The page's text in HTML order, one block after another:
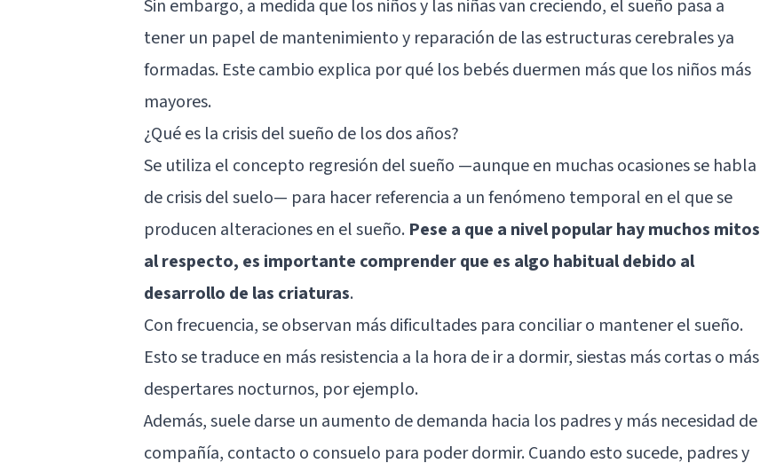
Sin embargo, a medida que los niños y las niñas van creciendo, el sueño pasa a
tener un papel de mantenimiento y reparación de las estructuras cerebrales ya
formadas. Este cambio explica por qué los bebés duermen más que los niños más
mayores.
¿Qué es la crisis del sueño de los dos años?
Se utiliza el concepto regresión del sueño —aunque en muchas ocasiones se habla
de crisis del suelo— para hacer referencia a un fenómeno temporal en el que se
producen alteraciones en el sueño. Pese a que a nivel popular hay muchos mitos
al respecto, es importante comprender que es algo habitual debido al
desarrollo de las criaturas.
Con frecuencia, se observan más dificultades para conciliar o mantener el sueño.
Esto se traduce en más resistencia a la hora de ir a dormir, siestas más cortas o más
despertares nocturnos, por ejemplo.
Además, suele darse un aumento de demanda hacia los padres y más necesidad de
compañía, contacto o consuelo para poder dormir. Cuando esto sucede, padres y